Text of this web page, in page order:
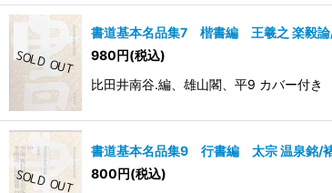
書道基本名品集7 楷書編 王羲之 楽毅論
980円(税込)
比田井南谷.編、雄山閣、平9 カバー付き
書道基本名品集9 行書編 太宗 温泉銘/
800円(税込)